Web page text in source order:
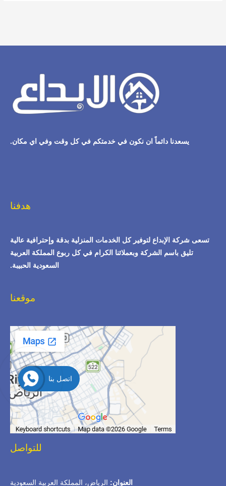
يسعدنا دائماً ان نكون في خدمتكم في كل وقت وفي اي مكان.
هدفنا
تسعى شركة الإبداع لتوفير كل الخدمات المنزلية بدقة وإحترافية عالية
تليق باسم الشركة وبعملائنا الكرام في كل ربوع المملكة العربية
السعودية الحبيبة.
موقعنا
للتواصل
العنوان: الرياض، المملكة العربية السعودية
اتصل بنا